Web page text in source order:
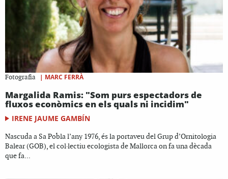
Fotografia | MARC FERRÀ
Margalida Ramis: "Som purs espectadors de
fluxos econòmics en els quals ni incidim"
IRENE JAUME GAMBÍN
Nascuda a Sa Pobla l’any 1976, és la portaveu del Grup d’Ornitologia
Balear (GOB), el col·lectiu ecologista de Mallorca on fa una dècada
que fa...